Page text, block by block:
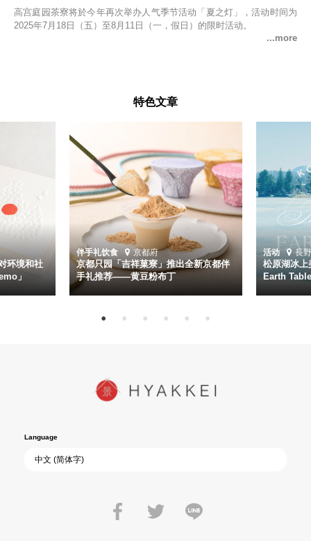
高宫庭园茶寮将於今年再次举办人气季节活动「夏之灯」，活动时间为
2025年7月18日（五）至8月11日（一，假日）的限时活动。
特色文章
环境和社
」
伴手礼饮食 京都府
京都只园「吉祥菓寮」推出全新京都伴
手礼推荐——黄豆粉布丁
活动 長
松原湖冰
Earth
Language